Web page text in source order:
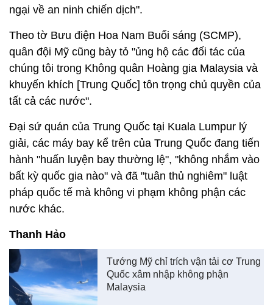
ngại về an ninh chiến dịch".
Theo tờ Bưu điện Hoa Nam Buổi sáng (SCMP),
quân đội Mỹ cũng bày tỏ "ủng hộ các đối tác của
chúng tôi trong Không quân Hoàng gia Malaysia và
khuyến khích [Trung Quốc] tôn trọng chủ quyền của
tất cả các nước".
Đại sứ quán của Trung Quốc tại Kuala Lumpur lý
giải, các máy bay kể trên của Trung Quốc đang tiến
hành "huấn luyện bay thường lệ", "không nhắm vào
bất kỳ quốc gia nào" và đã "tuân thủ nghiêm" luật
pháp quốc tế mà không vi phạm không phận các
nước khác.
Thanh Hảo
Tướng Mỹ chỉ trích vận tải cơ Trung
Quốc xâm nhập không phận
Malaysia